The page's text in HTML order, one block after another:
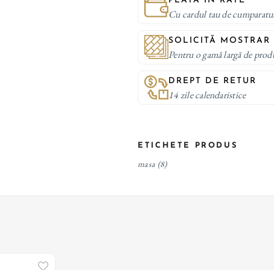
Cu cardul tau de
SOLICITĂ MOSTRAR
Pentru o gamă largă de
DREPT DE RETUR
14 zile calendaristice
ETICHETE PRODUS
masa (8)